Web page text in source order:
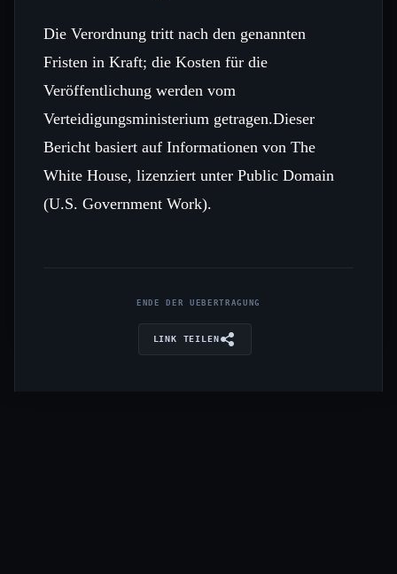
Die Verordnung tritt nach den genannten
Fristen in Kraft; die Kosten für die
Veröffentlichung werden vom
Verteidigungsministerium getragen.Dieser
Bericht basiert auf Informationen von The
White House, lizenziert unter Public Domain
(U.S. Government Work).
ENDE DER UEBERTRAGUNG
LINK TEILEN